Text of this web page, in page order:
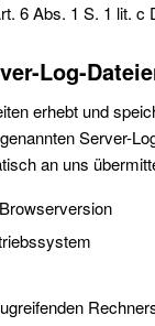
6 Abs. 1 S. 1 lit. c
Log-
erhebt und
Server-
an uns